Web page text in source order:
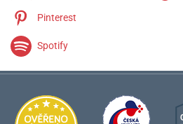
Pinterest
Spotify